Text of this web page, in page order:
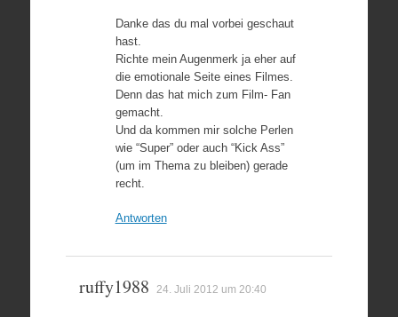
Danke das du mal vorbei geschaut
hast.
Richte mein Augenmerk ja eher auf
die emotionale Seite eines Filmes.
Denn das hat mich zum Film- Fan
gemacht.
Und da kommen mir solche Perlen
wie “Super” oder auch “Kick Ass”
(um im Thema zu bleiben) gerade
recht.
Antworten
ruffy1988 24. Juli 2012 um 20:40